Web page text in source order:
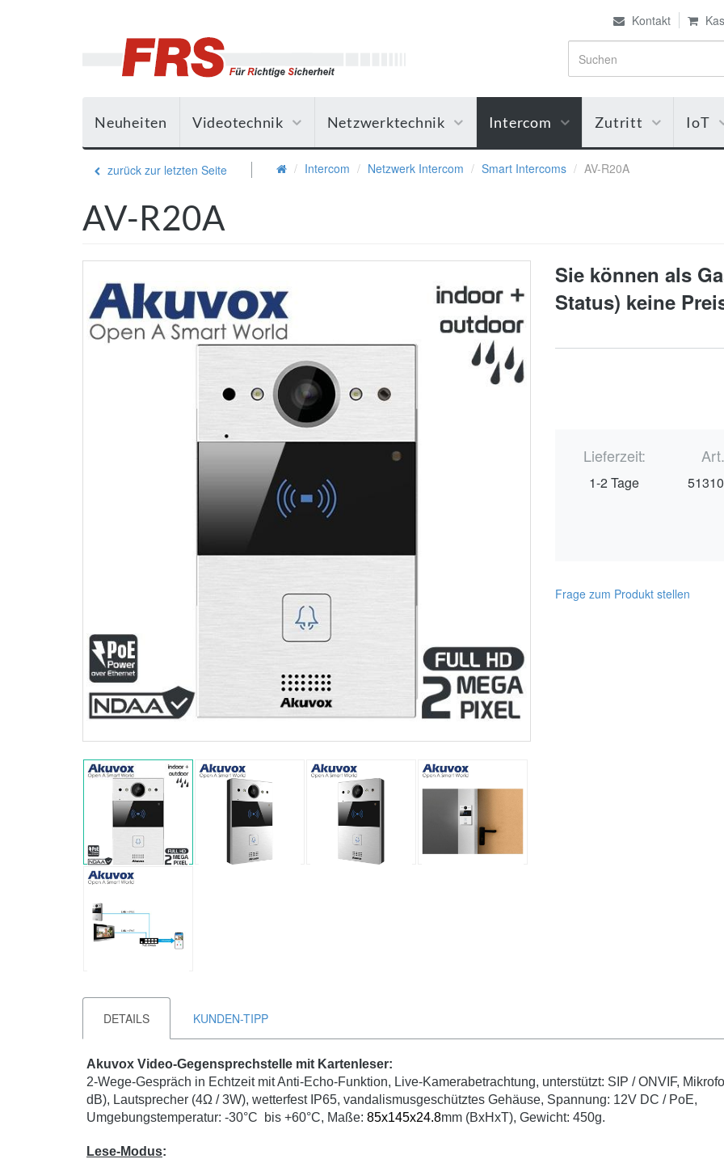
Kontakt
Neuheiten Videotechnik Netzwerktechnik Intercom Zutritt IoT
zurück zur letzten Seite Intercom Netzwerk Intercom Smart Intercoms AV-R20A
AV-R20A
Sie können als
Status) keine
Lieferzeit:
1-2 Tage
Frage zum Produkt stellen
DETAILS KUNDEN-TIPP
Akuvox Video-Gegensprechstelle mit Kartenleser:
2-Wege-Gespräch in Echtzeit mit Anti-Echo-Funktion, Live-Kamerabetrachtung, unterstützt: SIP / ONVIF,
dB), Lautsprecher (4Ω / 3W), wetterfest IP65, vandalismusgeschütztes Gehäuse, Spannung: 12V DC / PoE,
Umgebungstemperatur: -30°C bis +60°C, Maße: 85x145x24.8mm (BxHxT), Gewicht: 450g.
Lese-Modus: